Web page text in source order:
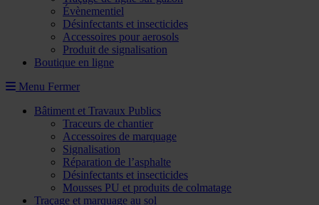
Évènementiel
Désinfectants et insecticides
Accessoires pour aerosols
Produit de signalisation
Boutique en ligne
Menu Fermer
Bâtiment et Travaux Publics
Traceurs de chantier
Accessoires de marquage
Signalisation
Réparation de l’asphalte
Désinfectants et insecticides
Mousses PU et produits de colmatage
Traçage et marquage au sol